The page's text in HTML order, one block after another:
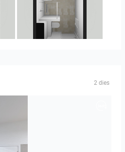
25-5010 bnr 90
2 dies